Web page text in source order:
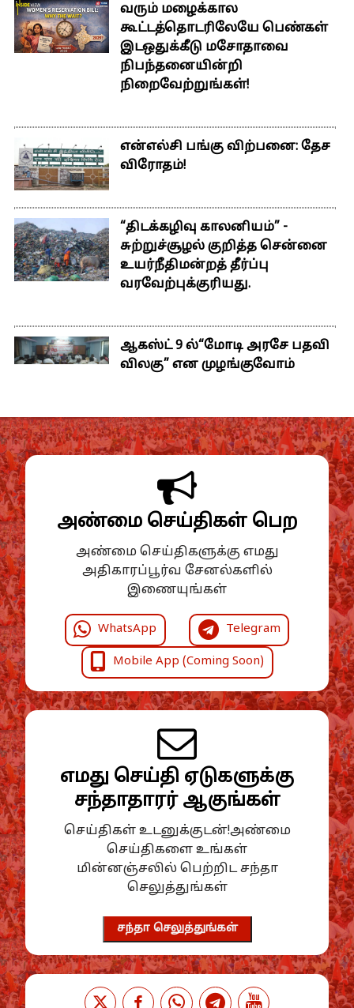
வரும் மழைக்கால
கூட்டத்தொடரிலேயே பெண்கள்
இடஒதுக்கீடு மசோதாவை
நிபந்தனையின்றி
நிறைவேற்றுங்கள்!
என்எல்சி பங்கு விற்பனை: தேச
விரோதம்!
“திடக்கழிவு காலனியம்” -
சுற்றுச்சூழல் குறித்த சென்னை
உயர்நீதிமன்றத் தீர்ப்பு
வரவேற்புக்குரியது.
ஆகஸ்ட் 9 ல்“மோடி அரசே பதவி
விலகு” என முழங்குவோம்
அண்மை செய்திகள் பெற
அண்மை செய்திகளுக்கு எமது
அதிகாரப்பூர்வ சேனல்களில்
இணையுங்கள்
WhatsApp Telegram
Mobile App (Coming Soon)
எமது செய்தி ஏடுகளுக்கு
சந்தாதாரர் ஆகுங்கள்
செய்திகள் உடனுக்குடன்!அண்மை
செய்திகளை உங்கள்
மின்னஞ்சலில் பெற்றிட சந்தா
செலுத்துங்கள்
சந்தா செலுத்துங்கள்